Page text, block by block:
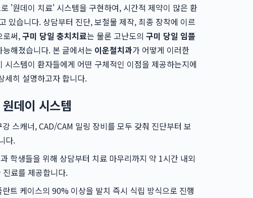
'원데이 치료' 시스템을 구현하여, 시간적 제약이 많은 환
있습니다. 상담부터 진단, 보철물 제작, 최종 장착에 이르
로써,구미 당일 충치치료는 물론 고난도의 구미 당일 임플
해졌습니다. 본 글에서는 이운철치과가 어떻게 이러한
시스템이 환자들에게 어떤 구체적인 이점을 제공하는지에
세히 설명하고자 합니다.
데이 시스템
스캐너, CAD/CAM 밀링 장비를 모두 갖춰 진단부터 보
다.
학생들을 위해 상담부터 치료 마무리까지 약 1시간 내외
료를 제공합니다.
란트 케이스의 90% 이상을 발치 즉시 식립 방식으로 진행